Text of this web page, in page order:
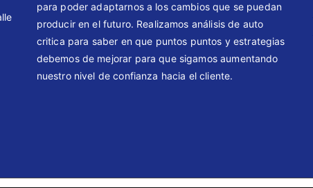
para poder adaptarnos a los cambios que se puedan
producir en el futuro. Realizamos análisis de auto
critica para saber en que puntos puntos y estrategias
debemos de mejorar para que sigamos aumentando
nuestro nivel de confianza hacia el cliente.